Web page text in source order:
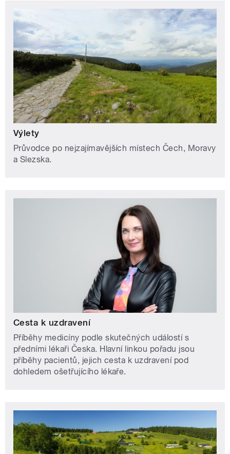
Výlety
Průvodce po nejzajímavějších místech Čech, Moravy
a Slezska.
Cesta k uzdravení
Příběhy medicíny podle skutečných událostí s
předními lékaři Česka. Hlavní linkou pořadu jsou
příběhy pacientů, jejich cesta k uzdravení pod
dohledem ošetřujícího lékaře.